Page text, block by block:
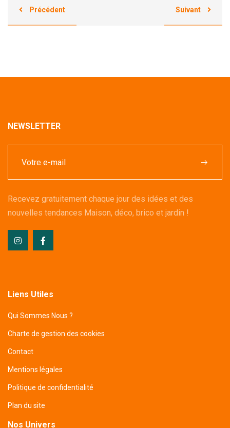
Précédent Suivant
NEWSLETTER
Recevez gratuitement chaque jour des idées et des
nouvelles tendances Maison, déco, brico et jardin !
Liens Utiles
Qui Sommes Nous ?
Charte de gestion des cookies
Contact
Mentions légales
Politique de confidentialité
Plan du site
Nos Univers